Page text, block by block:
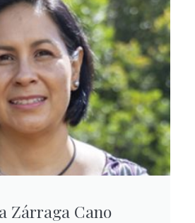
Zárraga Cano